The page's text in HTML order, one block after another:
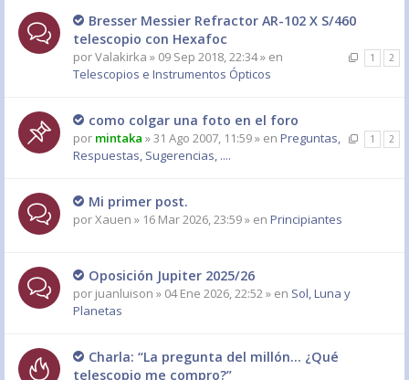
Bresser Messier Refractor AR-102 X S/460
telescopio con Hexafoc
1 2
porValakirka » 09 Sep 2018, 22:34 » en
Telescopios e Instrumentos Ópticos
como colgar una foto en el foro
1 2
por mintaka » 31 Ago 2007, 11:59 » en Preguntas,
Respuestas, Sugerencias, ....
Mi primer post.
porXauen » 16 Mar 2026, 23:59 » en Principiantes
Oposición Jupiter 2025/26
por juanluison » 04 Ene 2026, 22:52 » en Sol, Luna y
Planetas
Charla: “La pregunta del millón… ¿Qué
telescopio me compro?”